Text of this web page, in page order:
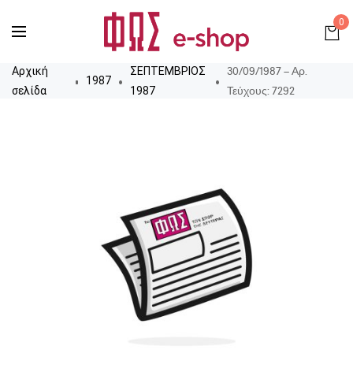
0
Αρχική
σελίδα
1987
ΣΕΠΤΕΜΒΡΙΟΣ
1987
30/09/1987 – Αρ.
Τεύχους: 7292